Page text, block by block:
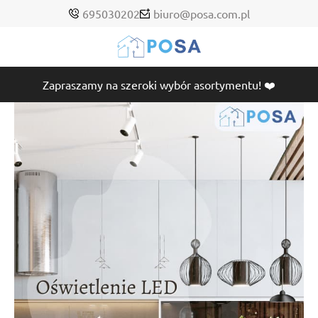
695030202 biuro@posa.com.pl
Zapraszamy na szeroki wybór asortymentu! ❤️